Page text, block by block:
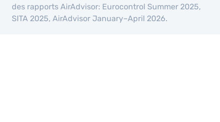
des rapports AirAdvisor: Eurocontrol Summer 2025,
SITA 2025, AirAdvisor January–April 2026.